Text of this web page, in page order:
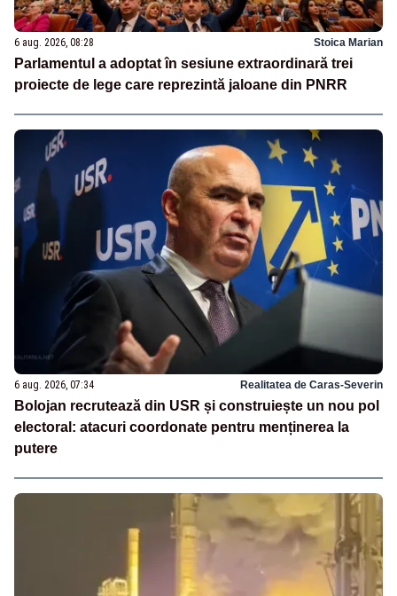
6 aug. 2026, 08:28 Stoica Marian
Parlamentul a adoptat în sesiune extraordinară trei
proiecte de lege care reprezintă jaloane din PNRR
6 aug. 2026, 07:34 Realitatea de Caras-Severin
Bolojan recrutează din USR și construiește un nou pol
electoral: atacuri coordonate pentru menținerea la
putere